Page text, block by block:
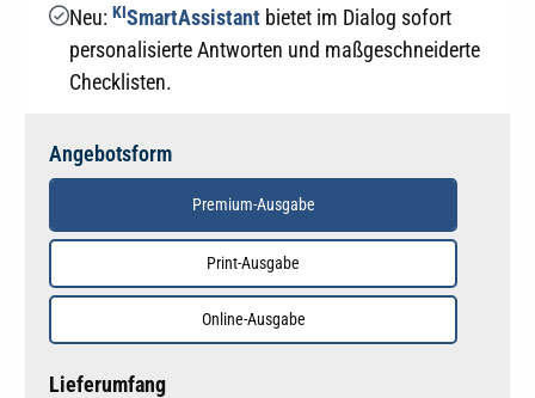
Neu: KISmartAssistantbietet im Dialog sofort
personalisierte Antworten und maßgeschneiderte
Checklisten.
Angebotsform
Premium-Ausgabe
Print-Ausgabe
Online-Ausgabe
Lieferumfang